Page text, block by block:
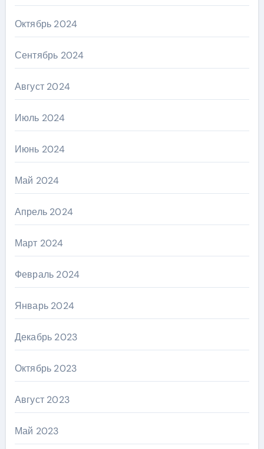
Октябрь 2024
Сентябрь 2024
Август 2024
Июль 2024
Июнь 2024
Май 2024
Апрель 2024
Март 2024
Февраль 2024
Январь 2024
Декабрь 2023
Октябрь 2023
Август 2023
Май 2023